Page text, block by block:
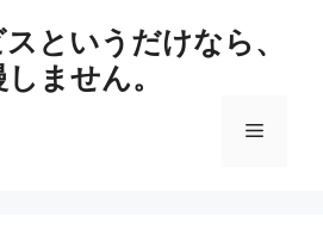
というだけなら、
ません。
メ